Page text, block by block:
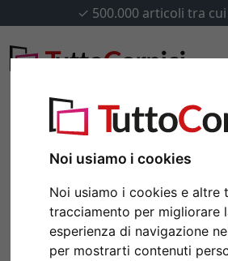
Noi usiamo i cookies
Noi usiamo i cookies e altre
tracciamento per migliorare
esperienza di navigazione
per mostrarti contenuti
✓ 500.000 articoli tra